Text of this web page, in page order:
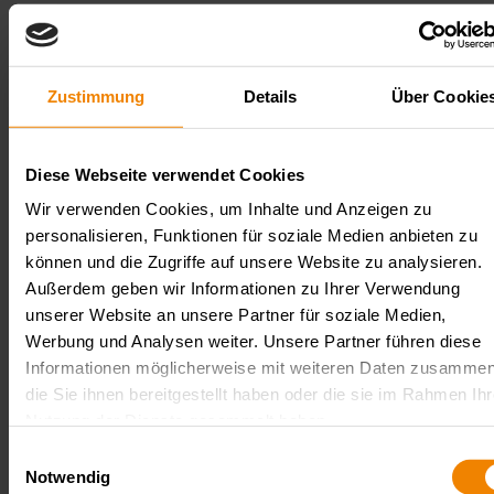
Zustimmung Details Über
Diese Webseite verwendet Cookies
Wir verwenden Cookies, um Inhalte und Anzeigen zu
personalisieren, Funktionen für soziale Medien anbieten zu
können und die Zugriffe auf unsere Website zu analysieren.
Außerdem geben wir Informationen zu Ihrer Verwendung
unserer Website an unsere Partner für soziale Medien,
Werbung und Analysen weiter. Unsere Partner führen diese
Informationen möglicherweise mit weiteren Daten
die Sie ihnen bereitgestellt haben oder die sie im Rahmen
Notwendig
AC/DC power supplies of outstanding quality
Technix